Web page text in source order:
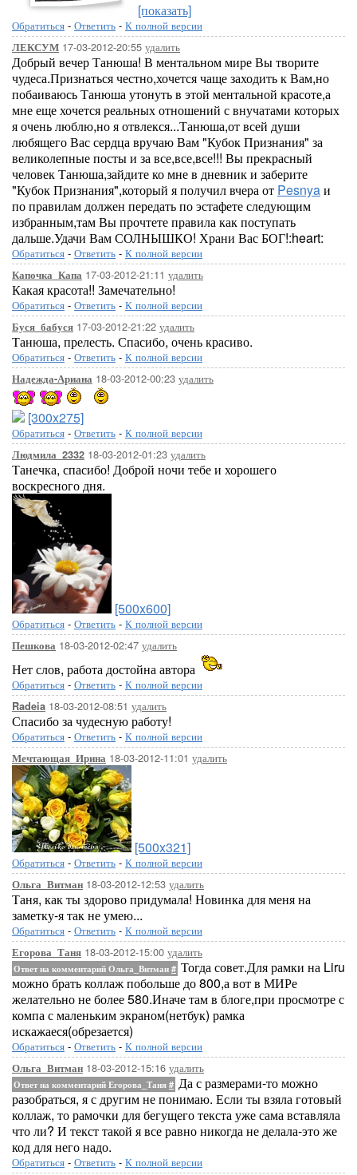
[показать]
Обратиться - Ответить - К полной версии
ЛЕКСУМ 17-03-2012-20:55 удалить
Добрый вечер Танюша! В ментальном мире Вы творите
чудеса.Признаться честно,хочется чаще заходить к Вам,но
побаиваюсь Танюша утонуть в этой ментальной красоте,а
мне еще хочется реальных отношений с внучатами которых
я очень люблю,но я отвлекся...Танюша,от всей души
любящего Вас сердца вручаю Вам "Кубок Признания" за
великолепные посты и за все,все,все!!! Вы прекрасный
человек Танюша,зайдите ко мне в дневник и заберите
"Кубок Признания",который я получил вчера от Pesnyaи
по правилам должен передать по эстафете следующим
избранным,там Вы прочтете правила как поступать
дальше.Удачи Вам СОЛНЫШКО! Храни Вас БОГ!:heart:
Обратиться - Ответить - К полной версии
Капочка_Капа 17-03-2012-21:11 удалить
Какая красота!! Замечательно!
Обратиться - Ответить - К полной версии
Буся_бабуся 17-03-2012-21:22 удалить
Танюша, прелесть. Спасибо, очень красиво.
Обратиться - Ответить - К полной версии
Надежда-Ариана 18-03-2012-00:23 удалить
[300x275]
Обратиться - Ответить - К полной версии
Людмила_2332 18-03-2012-01:23 удалить
Танечка, спасибо! Доброй ночи тебе и хорошего
воскресного дня.
[500x600]
Обратиться - Ответить - К полной версии
Пешкова 18-03-2012-02:47 удалить
Нет слов, работа достойна автора
Обратиться - Ответить - К полной версии
Radeia 18-03-2012-08:51 удалить
Спасибо за чудесную работу!
Обратиться - Ответить - К полной версии
Мечтающая_Ирина 18-03-2012-11:01 удалить
[500x321]
Обратиться - Ответить - К полной версии
Ольга_Витман 18-03-2012-12:53 удалить
Таня, как ты здорово придумала! Новинка для меня на
заметку-я так не умею...
Обратиться - Ответить - К полной версии
Егорова_Таня 18-03-2012-15:00 удалить
Ответ на комментарий Ольга_Витман # Тогда совет.Для рамки на Liru
можно брать коллаж побольше до 800,а вот в МИРе
желательно не более 580.Иначе там в блоге,при просмотре с
компа с маленьким экраном(нетбук) рамка
искажаеся(обрезается)
Обратиться - Ответить - К полной версии
Ольга_Витман 18-03-2012-15:16 удалить
Ответ на комментарий Егорова_Таня # Да с размерами-то можно
разобраться, я с другим не понимаю. Если ты взяла готовый
коллаж, то рамочки для бегущего текста уже сама вставляла
что ли? И текст такой я все равно никогда не делала-это же
код для него надо.
Обратиться - Ответить - К полной версии